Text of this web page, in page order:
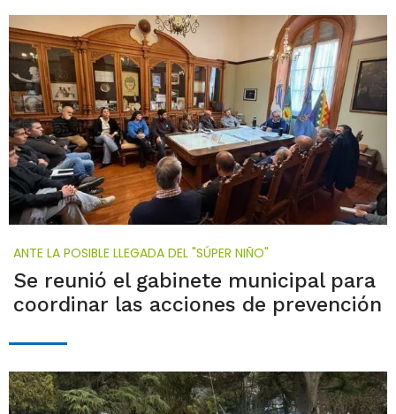
ANTE LA POSIBLE LLEGADA DEL "SÚPER NIÑO"
Se reunió el gabinete municipal para
coordinar las acciones de prevención